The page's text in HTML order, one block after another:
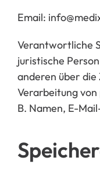
Email:
Verantwortliche
juristische
anderen über
Verarbeitung
B. Namen, E-